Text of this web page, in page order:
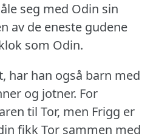
seg med Odin sin
av de eneste gudene
som Odin.
har han også barn med
og jotner. For
til Tor, men Frigg er
fikk Tor sammen med